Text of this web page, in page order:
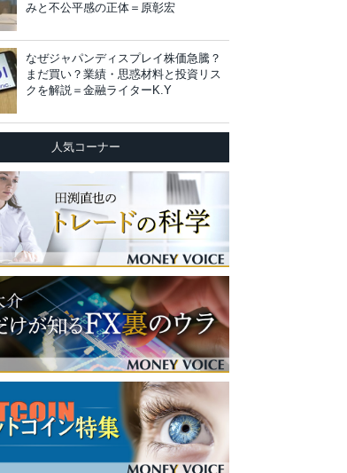
みと不公平感の正体＝原彰宏
なぜジャパンディスプレイ株価急騰？
まだ買い？業績・思惑材料と投資リス
クを解説＝金融ライターK.Y
人気コーナー